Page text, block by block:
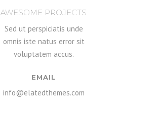
AWESOME PROJECTS
Sed ut perspiciatis unde
omnis iste natus error sit
voluptatem accus.
EMAIL
info@elatedthemes.com